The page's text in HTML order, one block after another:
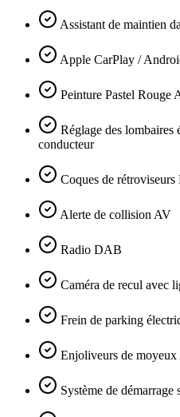
Assistant de maintien
Apple CarPlay /
Peinture Pastel Rouge
Réglage des lombaires
conducteur
Coques de
Alerte de collision AV
Radio DAB
Caméra de recul avec
Frein de parking
Enjoliveurs de
Système de démarrage